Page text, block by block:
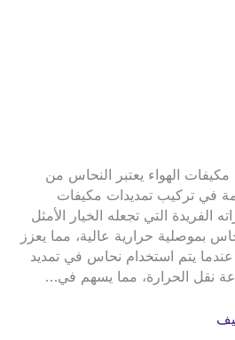
الهواء يعتبر النحاس من
في تركيب تمديدات مكيفات
الفريدة التي تجعله الخيار الأمثل
بموصلية حرارية عالية، مما يعزز
يتم استخدام نحاس في تمديد
نقل الحرارة، مما يسهم في…